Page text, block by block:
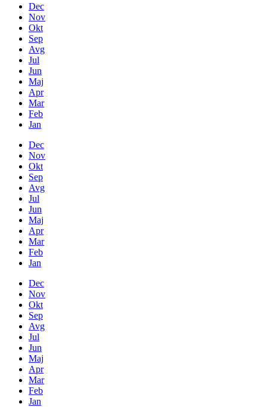
Dec
Nov
Okt
Sep
Avg
Jul
Jun
Maj
Apr
Mar
Feb
Jan
Dec
Nov
Okt
Sep
Avg
Jul
Jun
Maj
Apr
Mar
Feb
Jan
Dec
Nov
Okt
Sep
Avg
Jul
Jun
Maj
Apr
Mar
Feb
Jan